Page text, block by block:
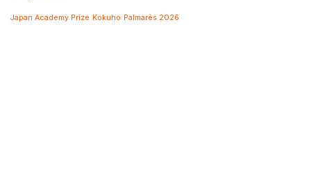
Japan Academy Prize Kokuho Palmarès 2026